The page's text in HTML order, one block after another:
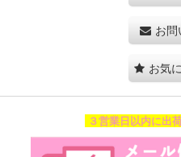
お問
お気
３営業日以内に出